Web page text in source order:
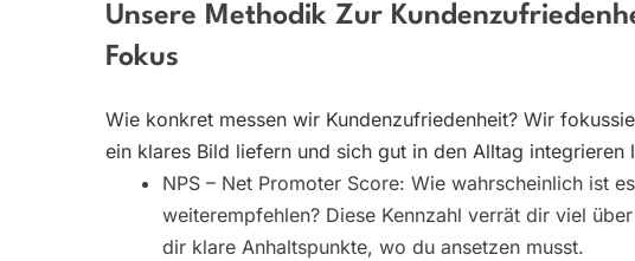
Unsere Methodik Zur
Fokus
Wie konkret messen wir Kundenzufriedenheit? Wir
ein klares Bild liefern und sich gut in den Alltag integrieren
NPS – Net Promoter Score: Wie wahrscheinlich ist
weiterempfehlen? Diese Kennzahl verrät dir viel
dir klare Anhaltspunkte, wo du ansetzen musst.